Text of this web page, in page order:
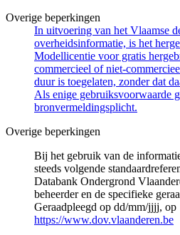
Overige beperkingen
In uitvoering van het Vlaamse
overheidsinformatie, is het
Modellicentie voor gratis
commercieel of niet-
duur is toegelaten, zonder dat
Als enige gebruiksvoorwaarde
bronvermeldingsplicht.
Overige beperkingen
Bij het gebruik van de
steeds volgende
Databank Ondergrond
beheerder en de specifieke
Geraadpleegd op dd/mm/jjjj, op
https://www.dov.vlaanderen.be